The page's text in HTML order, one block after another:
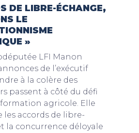
DE LIBRE-ÉCHANGE,
LE
»
LFI Manon
de l’exécutif
à la colère des
passent à côté du défi
agricole. Elle
les accords de libre-
la concurrence déloyale